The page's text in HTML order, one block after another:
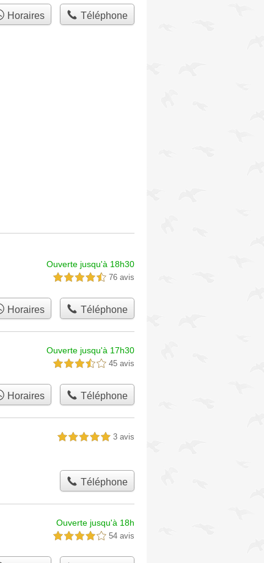
Horaires Téléphone
Ouverte jusqu'à 18h30
4,5 étoiles sur 5 76 avis
Horaires Téléphone
Ouverte jusqu'à 17h30
3,5 étoiles sur 5 45 avis
Horaires Téléphone
5,0 étoiles sur 5 3 avis
Téléphone
Ouverte jusqu'à 18h
4,0 étoiles sur 5 54 avis